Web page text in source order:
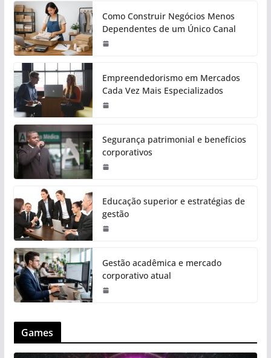
Como Construir Negócios Menos
Dependentes de um Único Canal
Empreendedorismo em Mercados
Cada Vez Mais Especializados
Segurança patrimonial e benefícios
corporativos
Educação superior e estratégias de
gestão
Gestão acadêmica e mercado
corporativo atual
Games